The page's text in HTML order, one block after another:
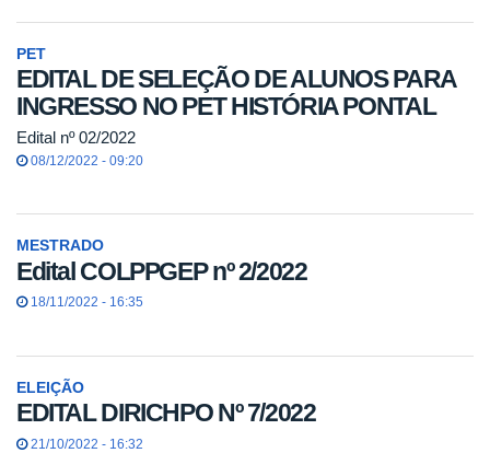
PET
EDITAL DE SELEÇÃO DE ALUNOS PARA
INGRESSO NO PET HISTÓRIA PONTAL
Edital nº 02/2022
08/12/2022 - 09:20
MESTRADO
Edital COLPPGEP nº 2/2022
18/11/2022 - 16:35
ELEIÇÃO
EDITAL DIRICHPO Nº 7/2022
21/10/2022 - 16:32